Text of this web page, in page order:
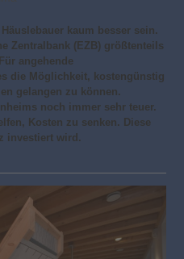
kaum besser sein.
Zentralbank (EZB) größtenteils
angehende
die Möglichkeit, kostengünstig
gelangen zu können.
noch immer sehr teuer.
Kosten zu senken. Diese
investiert wird.